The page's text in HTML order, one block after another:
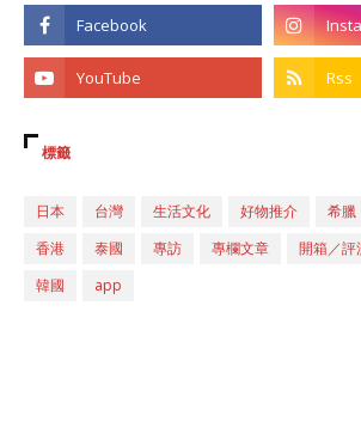
標籤
日本 台灣 生活文化 好物推介 希臘
香港
泰國 專訪 專欄文章 開箱／評
韓國
app